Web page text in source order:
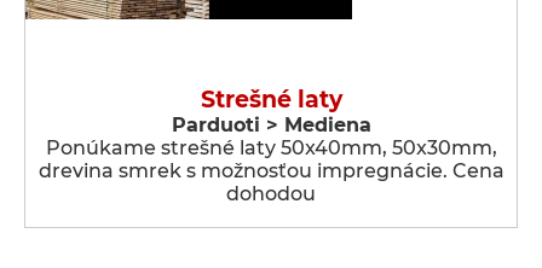
Strešné laty
Parduoti > Mediena
Ponúkame strešné laty 50x40mm, 50x30mm,
drevina smrek s možnosťou impregnácie. Cena
dohodou